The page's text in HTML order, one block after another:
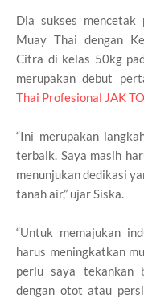
Dia sukses mencetak
Muay Thai dengan
Citra di kelas 50kg
merupakan debut
Thai Profesional JAK
“Ini merupakan
terbaik. Saya masih
menunjukan dedikasi
tanah air,” ujar Siska.
“Untuk memajukan
harus meningkatkan
perlu saya tekankan
dengan otot atau